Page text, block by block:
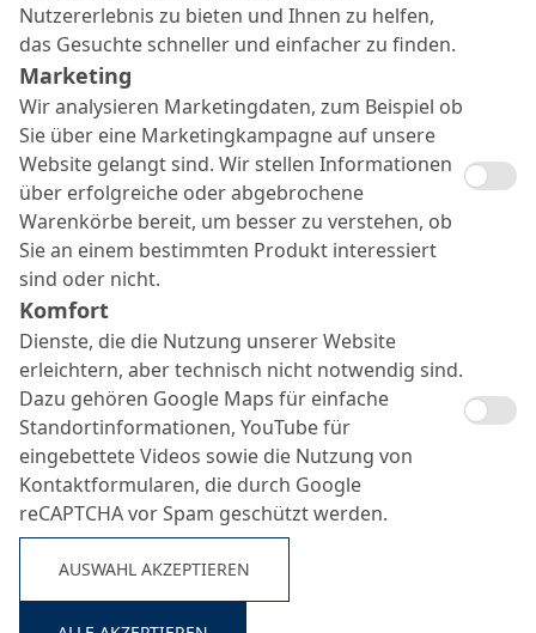
Suche ...
MC-Montan Seal ST 01
Schildschwanzdichtmasse auf Bentonitbasis
Nutzererlebnis zu bieten und Ihnen zu helfen,
das Gesuchte schneller und einfacher zu finden.
Marketing
Wir analysieren Marketingdaten, zum Beispiel ob
Sie über eine Marketingkampagne auf unsere
Website gelangt sind. Wir stellen Informationen
über erfolgreiche oder abgebrochene
Warenkörbe bereit, um besser zu verstehen, ob
Sie an einem bestimmten Produkt interessiert
sind oder nicht.
Komfort
Dienste, die die Nutzung unserer Website
erleichtern, aber technisch nicht notwendig sind.
Dazu gehören Google Maps für einfache
Standortinformationen, YouTube für
eingebettete Videos sowie die Nutzung von
Kontaktformularen, die durch Google
reCAPTCHA vor Spam geschützt werden.
AUSWAHL AKZEPTIEREN